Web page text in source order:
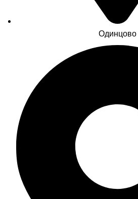
Одинцово